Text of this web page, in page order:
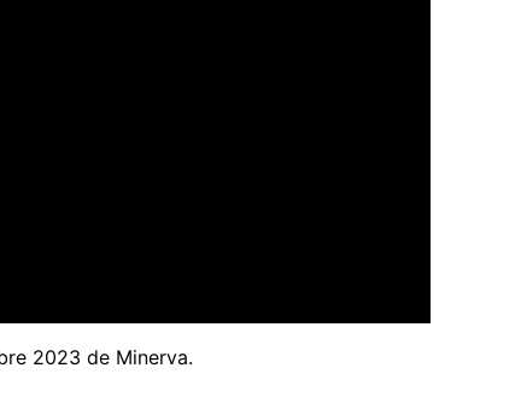
2023 de Minerva.